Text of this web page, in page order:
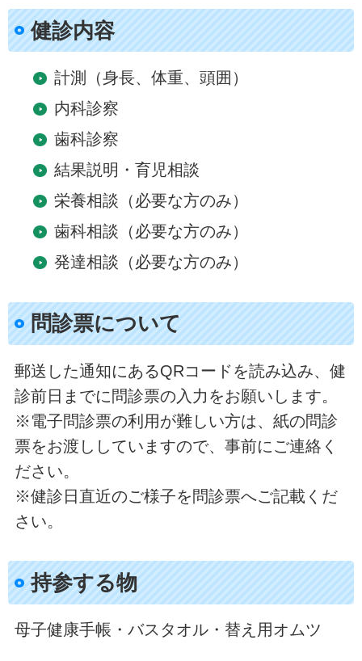
健診内容
計測（身長、体重、頭囲）
内科診察
歯科診察
結果説明・育児相談
栄養相談（必要な方のみ）
歯科相談（必要な方のみ）
発達相談（必要な方のみ）
問診票について
郵送した通知にあるQRコードを読み込み、健
診前日までに問診票の入力をお願いします。
※電子問診票の利用が難しい方は、紙の問診
票をお渡ししていますので、事前にご連絡く
ださい。
※健診日直近のご様子を問診票へご記載くだ
さい。
持参する物
母子健康手帳・バスタオル・替え用オムツ